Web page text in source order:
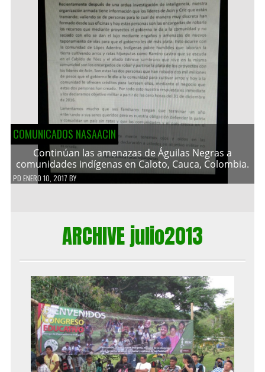
COMUNICADOS NASAACIN
Continúan las amenazas de Águilas Negras a
comunidades indígenas en Caloto, Cauca, Colombia.
PD ENERO 10, 2017 BY
ARCHIVE julio2013